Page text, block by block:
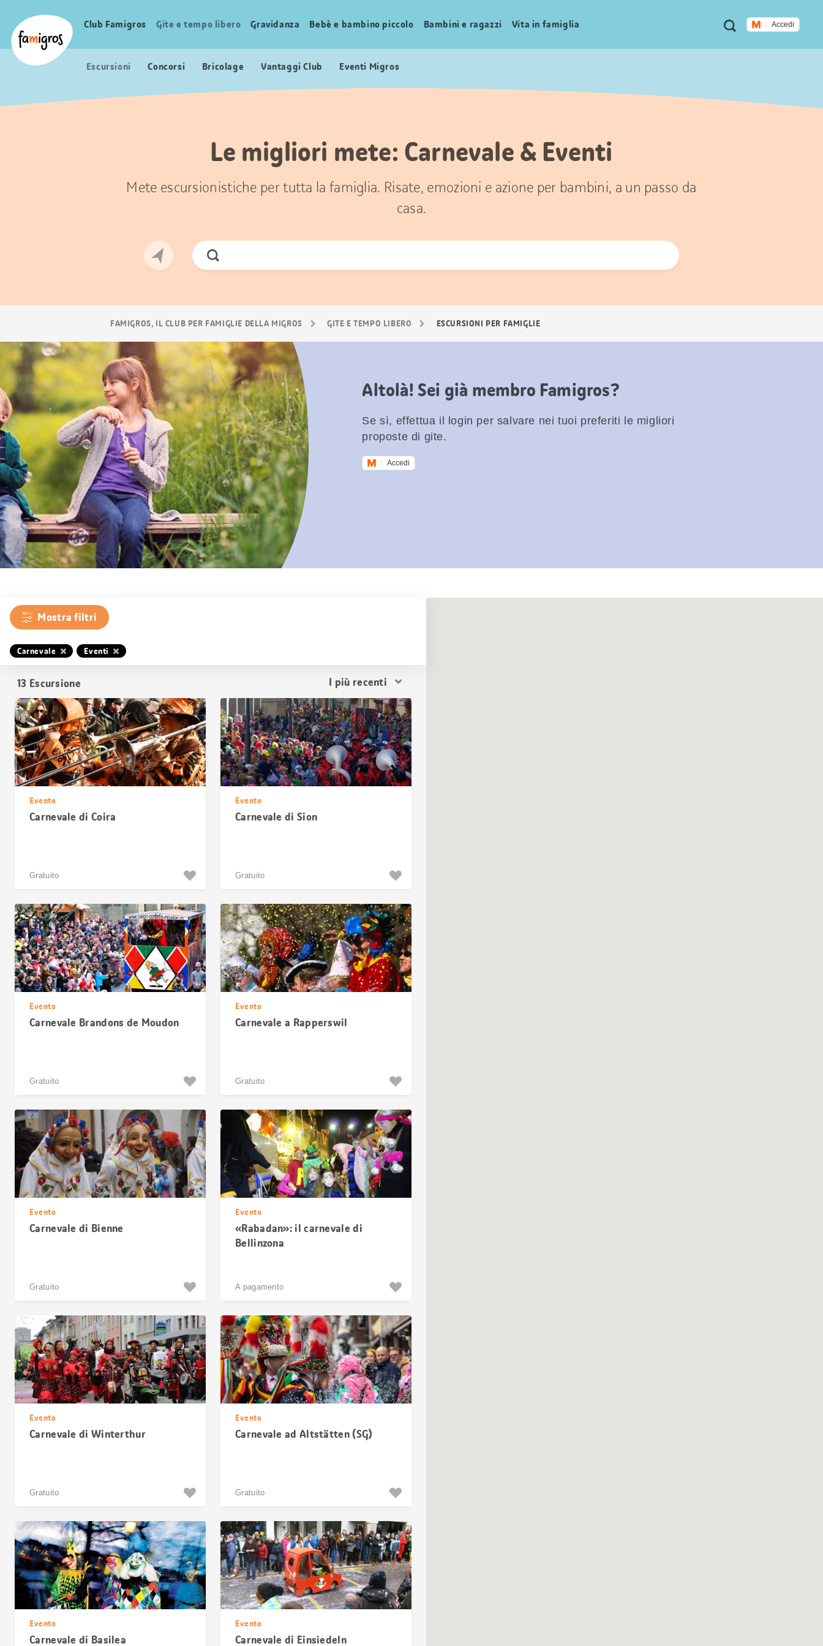
segnalibri
Logo
Metanavigazione
Ricerca Accedi
Navigazione
Club Famigros Gite e tempo libero Gravidanza Bebè e bambino piccolo Bambini e ragazzi Vita in famiglia
Escursioni Concorsi Bricolage Vantaggi Club Eventi Migros
Le migliori mete: Carnevale & Eventi
Mete escursionistiche per tutta la famiglia. Risate, emozioni e azione per bambini, a un passo da
casa.
Cerca
FAMIGROS, IL CLUB PER FAMIGLIE DELLA MIGROS GITE E TEMPO LIBERO ESCURSIONI PER FAMIGLIE
Altolà! Sei già membro Famigros?
Se sì, effettua il login per salvare nei tuoi preferiti le migliori
proposte di gite.
Accedi
Mostra filtri
Carnevale Eventi
13 Escursione
Ordina
risultati
Evento
Carnevale di Coira
Gratuito
Evento
Carnevale di Sion
Gratuito
Evento
Carnevale Brandons de Moudon
Gratuito
Evento
Carnevale a Rapperswil
Gratuito
Evento
Carnevale di Bienne
Gratuito
Evento
«Rabadan»: il carnevale di
Bellinzona
A pagamento
Evento
Carnevale di Winterthur
Gratuito
Evento
Carnevale ad Altstätten (SG)
Gratuito
Evento
Carnevale di Basilea
Evento
Carnevale di Einsiedeln